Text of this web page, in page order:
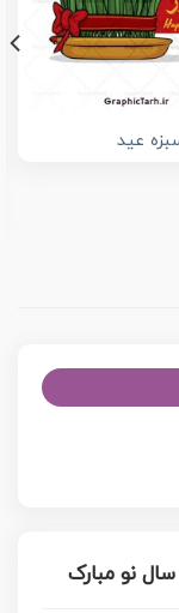
عید
نو مبارک